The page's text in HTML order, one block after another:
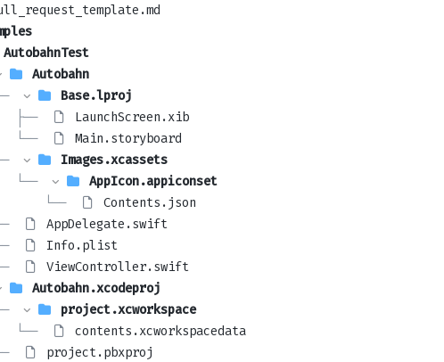
AutobahnTest
Autobahn
Base.lproj
├──
LaunchScreen.xib
└──
Main.storyboard
Images.xcassets
└──
AppIcon.appiconset
└──
Contents.json
AppDelegate.swift
Info.plist
ViewController.swift
Autobahn.xcodeproj
project.xcworkspace
└──
contents.xcworkspacedata
project.pbxproj